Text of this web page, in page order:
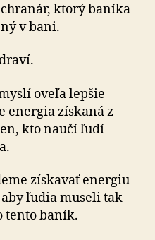
ktorý baníka
v bani.
oveľa lepšie
energia získaná z
kto naučí ľudí
získavať energiu
ľudia museli tak
tento baník.